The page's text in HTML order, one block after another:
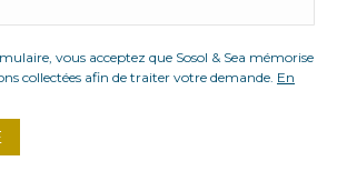
vous acceptez que Sosol & Sea mémorise
collectées afin de traiter votre demande. En